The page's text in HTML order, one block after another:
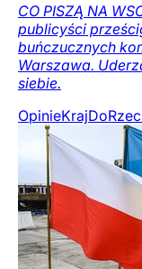
CO PISZĄ NA
publicyści
buńczucznych
Warszawa.
siebie.
OpinieKraj